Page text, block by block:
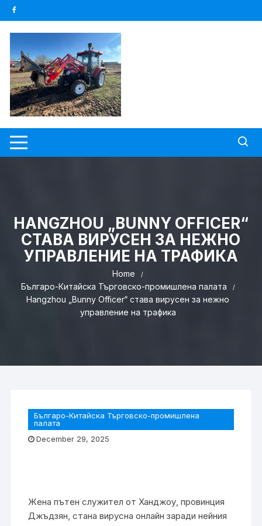
Skip
to
content
HANGZHOU „BUNNY OFFICER“
СТАВА ВИРУСЕН ЗА НЕЖНО
УПРАВЛЕНИЕ НА ТРАФИКА
Home
Българо-Китайска Търговско-промишлена палaта
Hangzhou „Bunny Officer“ става вирусен за нежно
управление на трафика
Българо-Китайска Търговско-промишлена
палaта
December 29, 2025
Жена пътен служител от Ханджоу, провинция
Джъдзян, стана вирусна онлайн заради нейния